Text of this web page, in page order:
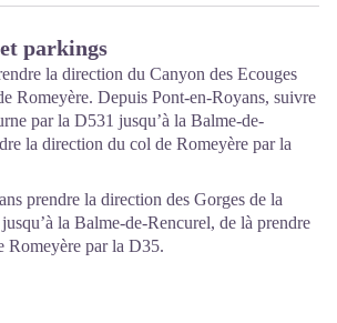
parkings
la direction du Canyon des Ecouges
Romeyère. Depuis Pont-en-Royans, suivre
par la D531 jusqu’à la Balme-de-
la direction du col de Romeyère par la
prendre la direction des Gorges de la
la Balme-de-Rencurel, de là prendre
col de Romeyère par la D35.